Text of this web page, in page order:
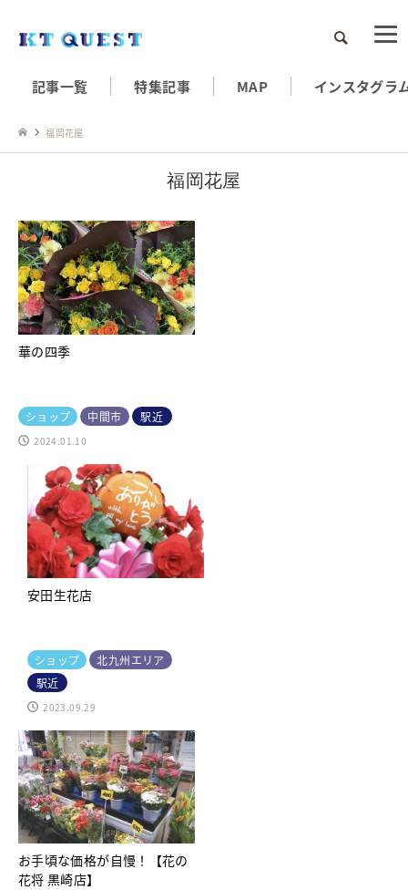
検索
記事一覧 特集記事 MAP インスタグラ
福岡花屋
福岡花屋
華の四季
ショップ 中間市 駅近
2024.01.10
安田生花店
ショップ
北九州エリア
駅近
2023.09.29
お手頃な価格が自慢！【花の
花将 黒崎店】